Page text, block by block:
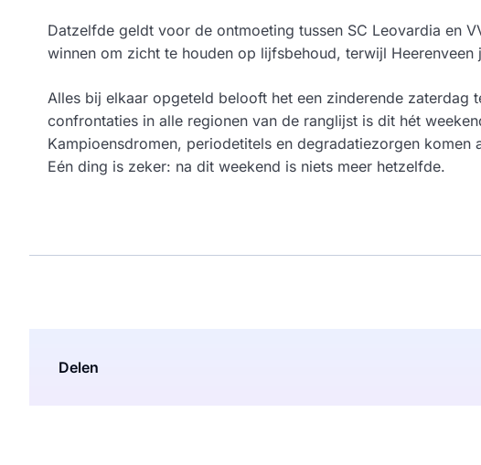
Datzelfde geldt voor de ontmoeting tussen SC Leovardia en
winnen om zicht te houden op lijfsbehoud, terwijl
Alles bij elkaar opgeteld belooft het een zinderende zaterdag
confrontaties in alle regionen van de ranglijst is dit hét
Kampioensdromen, periodetitels en degradatiezorgen komen
Eén ding is zeker: na dit weekend is niets meer hetzelfde.
Delen